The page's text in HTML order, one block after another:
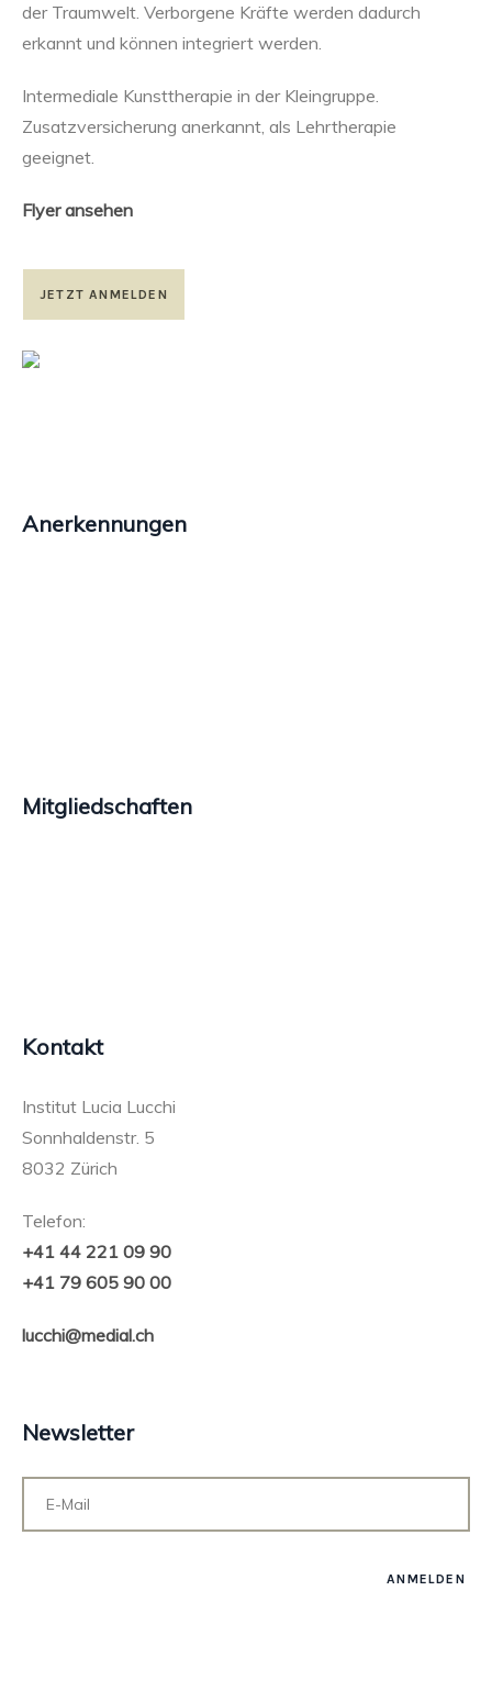
der Traumwelt. Verborgene Kräfte werden dadurch
erkannt und können integriert werden.
Intermediale Kunsttherapie in der Kleingruppe.
Zusatzversicherung anerkannt, als Lehrtherapie
geeignet.
Flyer ansehen
JETZT ANMELDEN
Anerkennungen
Mitgliedschaften
Kontakt
Institut Lucia Lucchi
Sonnhaldenstr. 5
8032 Zürich
Telefon:
+41 44 221 09 90
+41 79 605 90 00
lucchi@medial.ch
Newsletter